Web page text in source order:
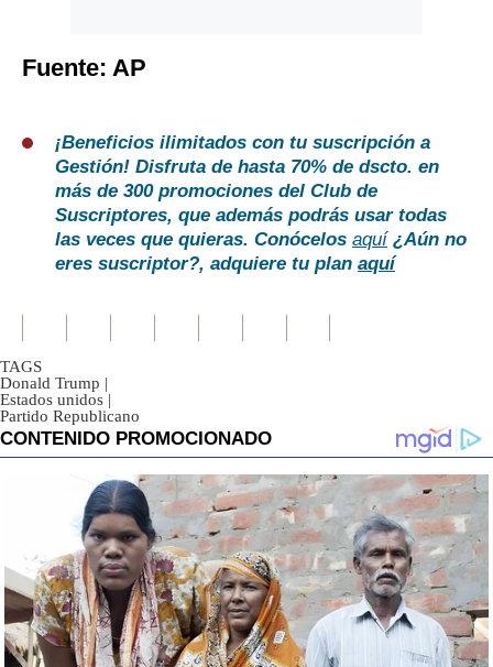
Fuente: AP
¡Beneficios ilimitados con tu suscripción a
Gestión! Disfruta de hasta 70% de dscto. en
más de 300 promociones del Club de
Suscriptores, que además podrás usar todas
las veces que quieras. Conócelos aquí ¿Aún no
eres suscriptor?, adquiere tu plan aquí
TAGS
Donald Trump |
Estados unidos |
Partido Republicano